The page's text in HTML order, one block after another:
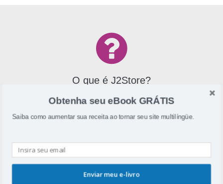
O que é J2Store?
J2Store é um carrinho de compras e extensão de
rápida e facilmente uma loja on-line
Obtenha seu eBook GRÁTIS
Saiba como aumentar sua receita ao tornar seu site multilíngüe.
Enviar meu e-livro